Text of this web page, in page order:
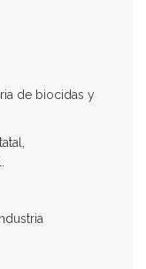
de biocidas y